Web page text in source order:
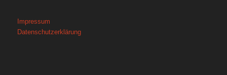
Impressum
Datenschutzerklärung